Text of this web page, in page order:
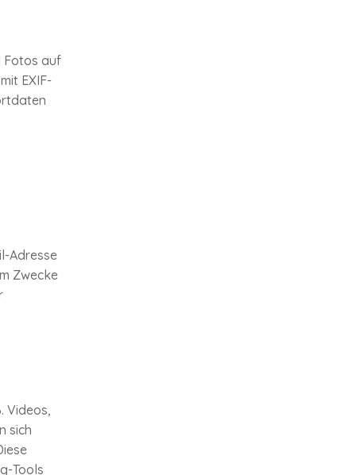
Fotos auf
EXIF-
Adresse
Zwecke
Videos,
sich
Tools